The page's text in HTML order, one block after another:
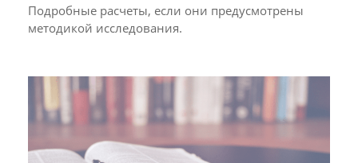
Подробные расчеты, если они предусмотрены
методикой исследования.